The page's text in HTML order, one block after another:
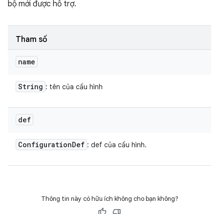
bộ mới được hỗ trợ.
Tham số
name
String : tên của cấu hình
def
ConfigurationDef : def của cấu hình.
Thông tin này có hữu ích không cho bạn không?